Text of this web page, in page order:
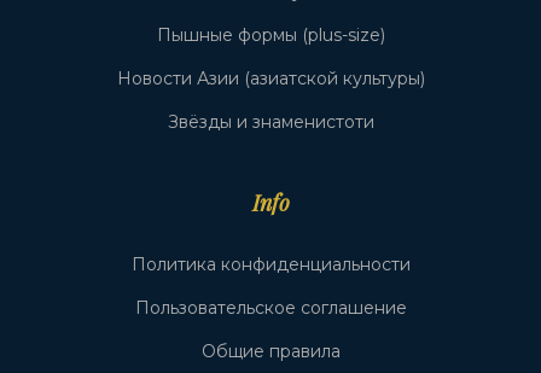
Пышные формы (plus-size)
Новости Азии (азиатской культуры)
Звёзды и знаменистоти
Info
Политика конфиденциальности
Пользовательское соглашение
Общие правила